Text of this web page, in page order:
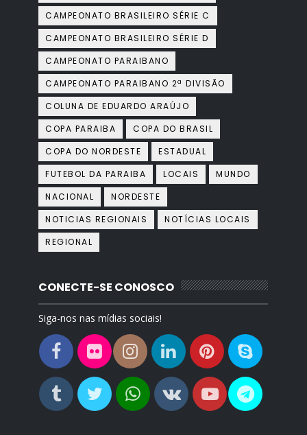
CAMPEONATO BRASILEIRO SÉRIE C
CAMPEONATO BRASILEIRO SÉRIE D
CAMPEONATO PARAIBANO
CAMPEONATO PARAIBANO 2ª DIVISÃO
COLUNA DE EDUARDO ARAÚJO
COPA PARAIBA
COPA DO BRASIL
COPA DO NORDESTE
ESTADUAL
FUTEBOL DA PARAIBA
LOCAIS
MUNDO
NACIONAL
NORDESTE
NOTICIAS REGIONAIS
NOTÍCIAS LOCAIS
REGIONAL
CONECTE-SE CONOSCO
Siga-nos nas mídias sociais!